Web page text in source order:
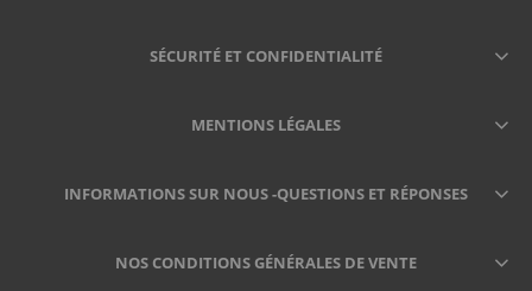
SÉCURITÉ ET CONFIDENTIALITÉ
MENTIONS LÉGALES
INFORMATIONS SUR NOUS -QUESTIONS ET RÉPONSES
NOS CONDITIONS GÉNÉRALES DE VENTE